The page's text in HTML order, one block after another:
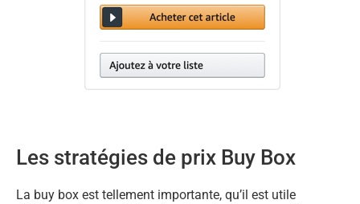
Les stratégies de prix Buy Box
La buy box est tellement importante, qu’il est utile